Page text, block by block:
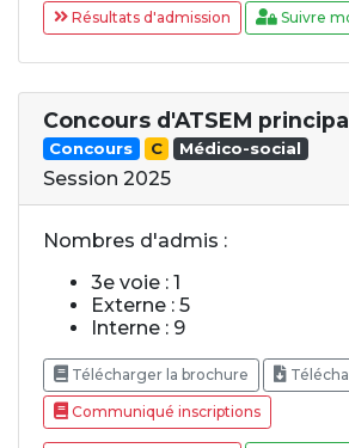
Résultats d'admission Suivre
Concours d'ATSEM
Concours C Médico-social
Session 2025
Nombres d'admis :
3e voie : 1
Externe : 5
Interne : 9
Télécharger la brochure
Communiqué inscriptions